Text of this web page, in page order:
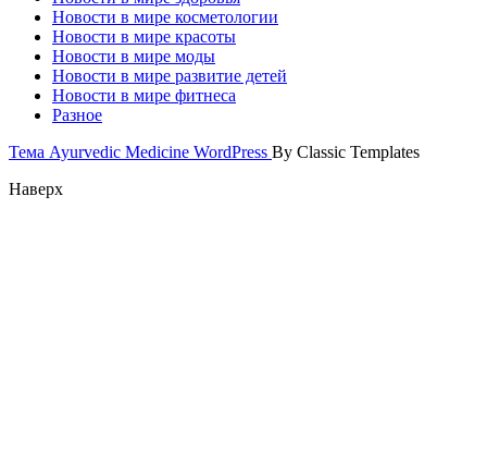
Новости в мире косметологии
Новости в мире красоты
Новости в мире моды
Новости в мире развитие детей
Новости в мире фитнеса
Разное
Тема Ayurvedic Medicine WordPress By Classic Templates
Наверх